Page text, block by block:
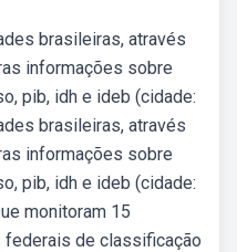
brasileiras, através
informações sobre
pib, idh e ideb (cidade:
brasileiras, através
informações sobre
pib, idh e ideb (cidade:
monitoram 15
federais de classificação